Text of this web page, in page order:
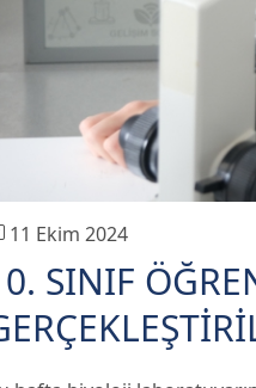
11 Ekim 2024
SINIF